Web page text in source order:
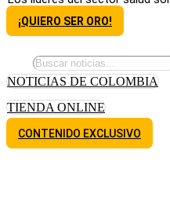
¡QUIERO SER ORO!
NOTICIAS DE COLOMBIA
TIENDA ONLINE
CONTENIDO EXCLUSIVO